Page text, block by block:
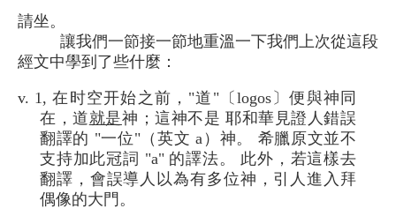
請坐。
讓我們一節接一節地重溫一下我們上次從這段
經文中學到了些什麼：
v. 1, 在时空开始之前，"道"〔logos〕便與神同
在，道就是神；這神不是 耶和華見證人錯誤
翻譯的 "一位"（英文 a）神。 希臘原文並不
支持加此冠詞 "a" 的譯法。 此外，若這樣去
翻譯，會誤導人以為有多位神，引人進入拜
偶像的大門。